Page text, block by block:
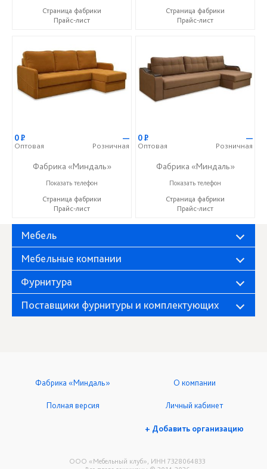
Страница фабрики
Прайс-лист
Страница фабрики
Прайс-лист
0Р
Оптовая
—
Розничная
Фабрика «Миндаль»
+7 (927) 630-62-82
Показать телефон
Страница фабрики
Прайс-лист
0Р
Оптовая
—
Розничная
Фабрика «Миндаль»
+7 (927) 630-62-82
Показать телефон
Страница фабрики
Прайс-лист
Мебель
Мебельные компании
Фурнитура
Поставщики фурнитуры и комплектующих
ООО «Мебельный клуб», ИНН 7328064833
Фабрика «Миндаль» О компании
Полная версия Личный кабинет
+ Добавить организацию